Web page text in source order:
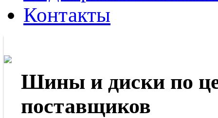
Контакты
Шины и диски по
поставщиков